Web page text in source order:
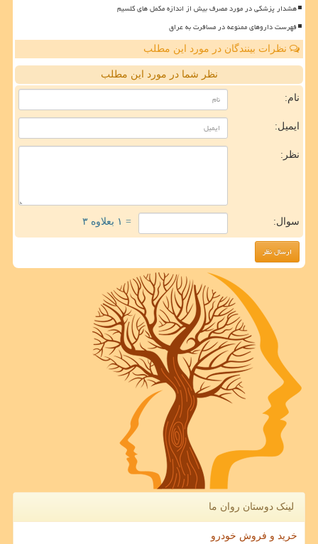
هشدار پزشکی در مورد مصرف بیش از اندازه مکمل های کلسیم
فهرست داروهای ممنوعه در مسافرت به عراق
نظرات بینندگان در مورد این مطلب
نظر شما در مورد این مطلب
نام:
ایمیل:
نظر:
سوال: = ۱ بعلاوه ۳
لینک دوستان روان ما
خرید و فروش خودرو